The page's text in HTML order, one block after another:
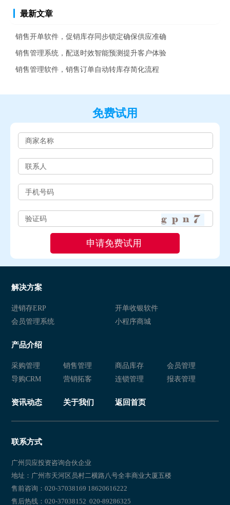
最新文章
销售开单软件，促销库存同步锁定确保供应准确
销售管理系统，配送时效智能预测提升客户体验
销售管理软件，销售订单自动转库存简化流程
免费试用
解决方案
进销存ERP
开单收银软件
会员管理系统
小程序商城
产品介绍
采购管理 销售管理 商品库存
会员管理
导购CRM
营销拓客 连锁管理 报表管理
资讯动态 关于我们 返回首页
联系方式
广州贝应投资咨询合伙企业
地址：广州市天河区员村二横路八号全丰商业大厦五楼
售前咨询：020-37038169 18620616222
售后热线：020-37038152 020-89286325